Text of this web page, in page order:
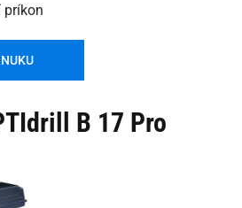
príkon
B 17 Pro